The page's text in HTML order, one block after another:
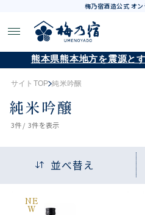
梅乃宿酒造公式 オ
熊本県熊本地方を震源と
サイトTOP 純米吟醸
純米吟醸
3件 / 3件を表示
並べ替え
NE
W